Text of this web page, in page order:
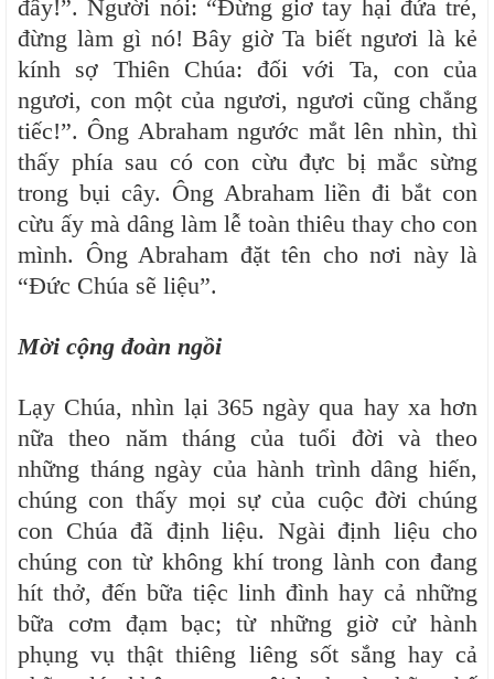
đây!”. Người nói: “Đừng giơ tay hại đứa trẻ,
đừng làm gì nó! Bây giờ Ta biết ngươi là kẻ
kính sợ Thiên Chúa: đối với Ta, con của
ngươi, con một của ngươi, ngươi cũng chẳng
tiếc!”. Ông Abraham ngước mắt lên nhìn, thì
thấy phía sau có con cừu đực bị mắc sừng
trong bụi cây. Ông Abraham liền đi bắt con
cừu ấy mà dâng làm lễ toàn thiêu thay cho con
mình. Ông Abraham đặt tên cho nơi này là
“Đức Chúa sẽ liệu”.
Mời cộng đoàn ngồi
Lạy Chúa, nhìn lại 365 ngày qua hay xa hơn
nữa theo năm tháng của tuổi đời và theo
những tháng ngày của hành trình dâng hiến,
chúng con thấy mọi sự của cuộc đời chúng
con Chúa đã định liệu. Ngài định liệu cho
chúng con từ không khí trong lành con đang
hít thở, đến bữa tiệc linh đình hay cả những
bữa cơm đạm bạc; từ những giờ cử hành
phụng vụ thật thiêng liêng sốt sắng hay cả